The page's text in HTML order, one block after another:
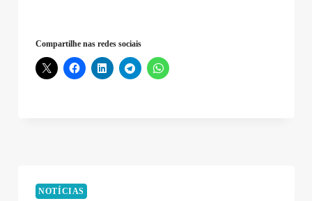
Compartilhe nas redes sociais
NOTÍCIAS